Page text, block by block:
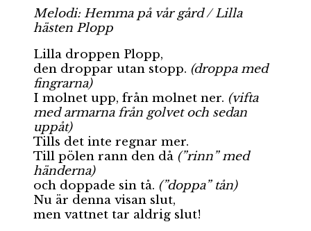
Melodi: Hemma på vår gård / Lilla
hästen Plopp
Lilla droppen Plopp,
den droppar utan stopp. (droppa med
fingrarna)
I molnet upp, från molnet ner. (vifta
med armarna från golvet och sedan
uppåt)
Tills det inte regnar mer.
Till pölen rann den då (”rinn” med
händerna)
och doppade sin tå. (”doppa” tån)
Nu är denna visan slut,
men vattnet tar aldrig slut!